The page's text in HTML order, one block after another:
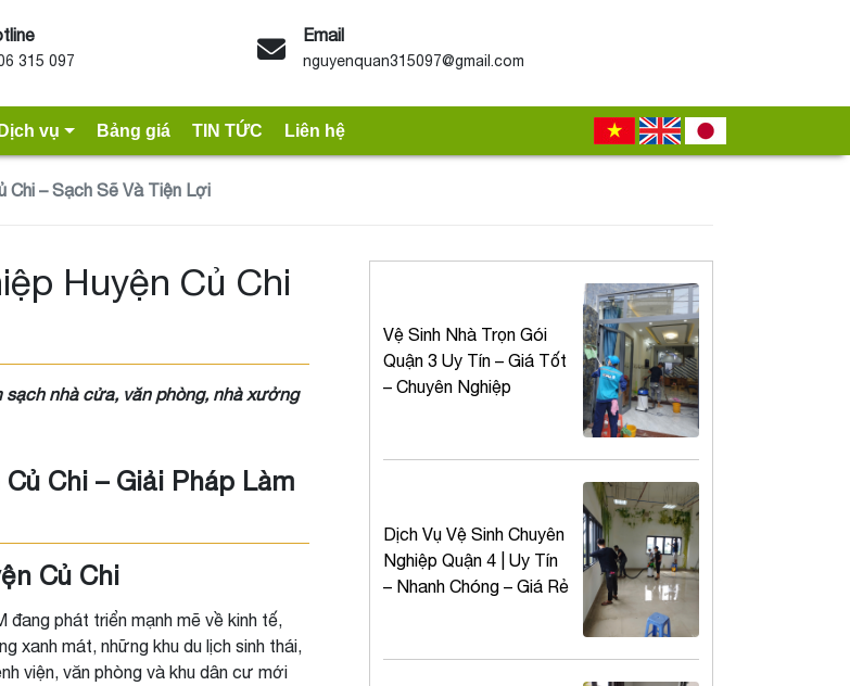
315 097
Email
nguyenquan315097@gmail.com
Dịch vụ Bảng giá TIN TỨC Liên hệ
Chi – Sạch Sẽ Và Tiện Lợi
Huyện Củ Chi
sạch nhà cửa, văn phòng, nhà xưởng
Chi – Giải Pháp Làm
Củ Chi
đang phát triển mạnh mẽ về kinh tế,
xanh mát, những khu du lịch sinh thái,
viện, văn phòng và khu dân cư mới
Vệ Sinh Nhà Trọn Gói
Quận 3 Uy Tín – Giá Tốt
– Chuyên Nghiệp
Dịch Vụ Vệ Sinh Chuyên
Nghiệp Quận 4 | Uy Tín
– Nhanh Chóng – Giá Rẻ